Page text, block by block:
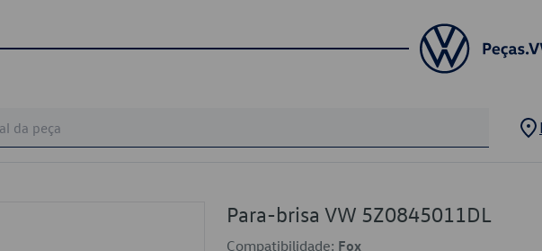
Para-brisa VW 5Z0845011DL
Compatibilidade: Fox